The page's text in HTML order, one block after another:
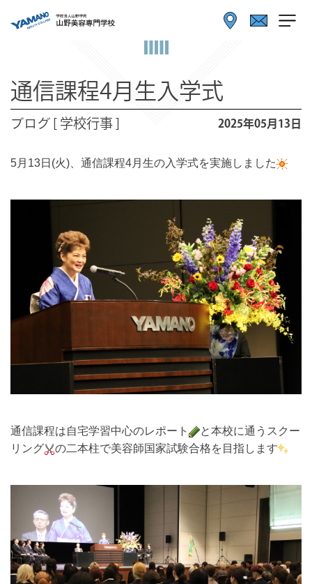
通信課程4月生入学式
ブログ [ 学校行事 ] 2025年05月13日
5月13日(火)、通信課程4月生の入学式を実施しました
通信課程は自宅学習中心のレポート
と本校に通うスクー
リング
の二本柱で美容師国家試験合格を目指します